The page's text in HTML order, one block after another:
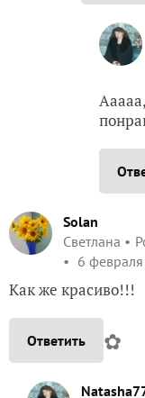
Solan
Светлана
6
Как же красиво!!!
Ответить ✿